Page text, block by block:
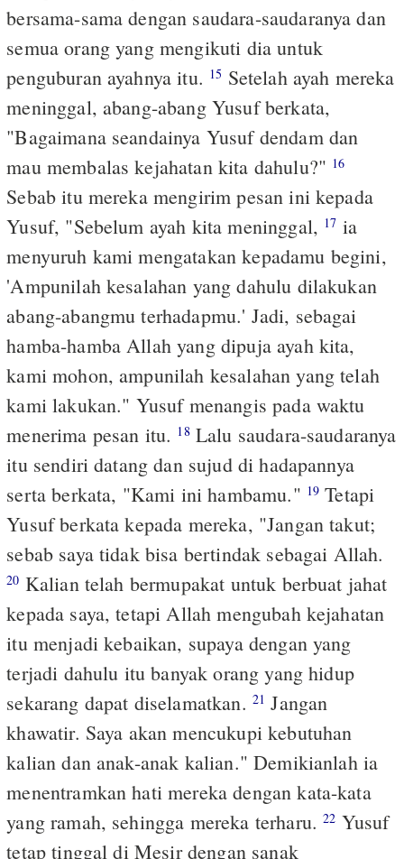
bersama-sama dengan saudara-saudaranya dan
semua orang yang mengikuti dia untuk
penguburan ayahnya itu. 15 Setelah ayah mereka
meninggal, abang-abang Yusuf berkata,
"Bagaimana seandainya Yusuf dendam dan
mau membalas kejahatan kita dahulu?" 16
Sebab itu mereka mengirim pesan ini kepada
Yusuf, "Sebelum ayah kita meninggal, 17 ia
menyuruh kami mengatakan kepadamu begini,
'Ampunilah kesalahan yang dahulu dilakukan
abang-abangmu terhadapmu.' Jadi, sebagai
hamba-hamba Allah yang dipuja ayah kita,
kami mohon, ampunilah kesalahan yang telah
kami lakukan." Yusuf menangis pada waktu
menerima pesan itu. 18Lalu saudara-saudaranya
itu sendiri datang dan sujud di hadapannya
serta berkata, "Kami ini hambamu." 19 Tetapi
Yusuf berkata kepada mereka, "Jangan takut;
sebab saya tidak bisa bertindak sebagai Allah.
20 Kalian telah bermupakat untuk berbuat jahat
kepada saya, tetapi Allah mengubah kejahatan
itu menjadi kebaikan, supaya dengan yang
terjadi dahulu itu banyak orang yang hidup
sekarang dapat diselamatkan. 21 Jangan
khawatir. Saya akan mencukupi kebutuhan
kalian dan anak-anak kalian." Demikianlah ia
menentramkan hati mereka dengan kata-kata
yang ramah, sehingga mereka terharu.22 Yusuf
tetap tinggal di Mesir dengan sanak